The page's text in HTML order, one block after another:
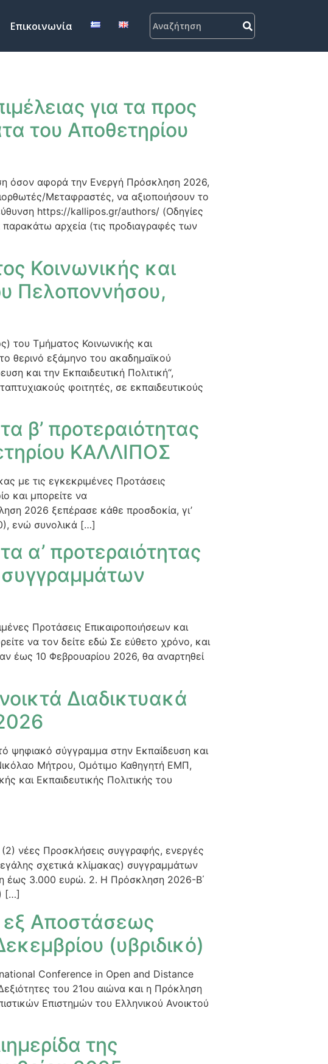
Επικοινωνία
για τα προς
του Αποθετηρίου
όσον αφορά την Ενεργή Πρόσκληση 2026,
Μεταφραστές, να αξιοποιήσουν το
https://kallipos.gr/authors/ (Οδηγίες
παρακάτω αρχεία (τις προδιαγραφές των
Κοινωνικής και
Πελοποννήσου,
του Τμήματος Κοινωνικής και
θερινό εξάμηνο του ακαδημαϊκού
και την Εκπαιδευτική Πολιτική“,
φοιτητές, σε εκπαιδευτικούς
β’ προτεραιότητας
ΚΑΛΛΙΠΟΣ
με τις εγκεκριμένες Προτάσεις
και μπορείτε να
2026 ξεπέρασε κάθε προσδοκία, γι’
ενώ συνολικά […]
α’ προτεραιότητας
συγγραμμάτων
Προτάσεις Επικαιροποιήσεων και
να τον δείτε εδώ Σε εύθετο χρόνο, και
έως 10 Φεβρουαρίου 2026, θα αναρτηθεί
Διαδικτυακά
ψηφιακό σύγγραμμα στην Εκπαίδευση και
Μήτρου, Ομότιμο Καθηγητή ΕΜΠ,
και Εκπαιδευτικής Πολιτικής του
νέες Προσκλήσεις συγγραφής, ενεργές
σχετικά κλίμακας) συγγραμμάτων
έως 3.000 ευρώ. 2. Η Πρόσκληση 2026-Β΄
[…]
εξ Αποστάσεως
(υβριδικό)
Conference in Open and Distance
του 21ου αιώνα και η Πρόκληση
Επιστημών του Ελληνικού Ανοικτού
της